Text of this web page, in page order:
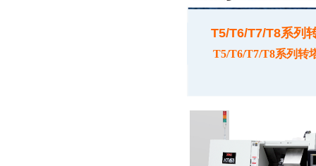
T5/T6/T7/T8系列
T5/T6/T7/T8系列转